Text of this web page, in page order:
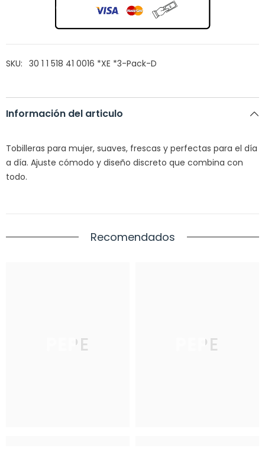
SKU: 30 1 1 518 41 0016 *XE *3-Pack-D
Información del articulo
Tobilleras para mujer, suaves, frescas y perfectas para el día
a día. Ajuste cómodo y diseño discreto que combina con
todo.
Recomendados
PEPE PEPE